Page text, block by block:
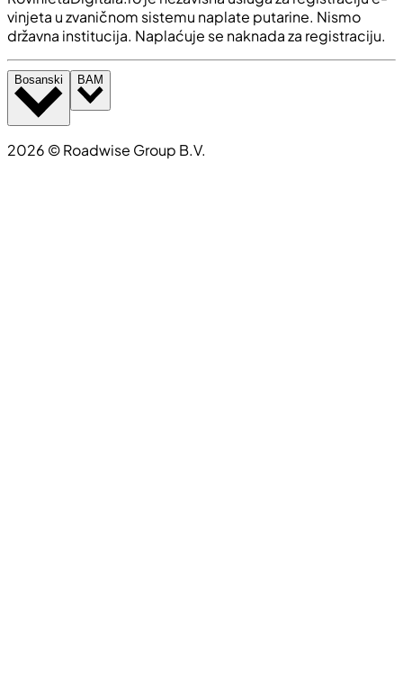
vinjeta u zvaničnom sistemu naplate putarine. Nismo
državna institucija. Naplaćuje se naknada za registraciju.
Bosanski BAM
2026 ©Roadwise Group B.V.